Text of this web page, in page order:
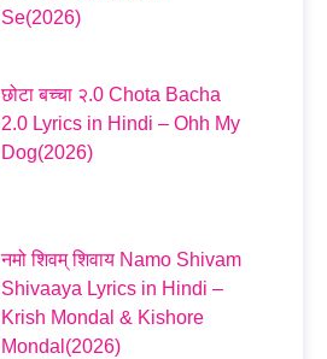
Se(2026)
छोटा बच्चा २.0 Chota Bacha
2.0 Lyrics in Hindi – Ohh My
Dog(2026)
नमो शिवम् शिवाय Namo Shivam
Shivaaya Lyrics in Hindi –
Krish Mondal & Kishore
Mondal(2026)